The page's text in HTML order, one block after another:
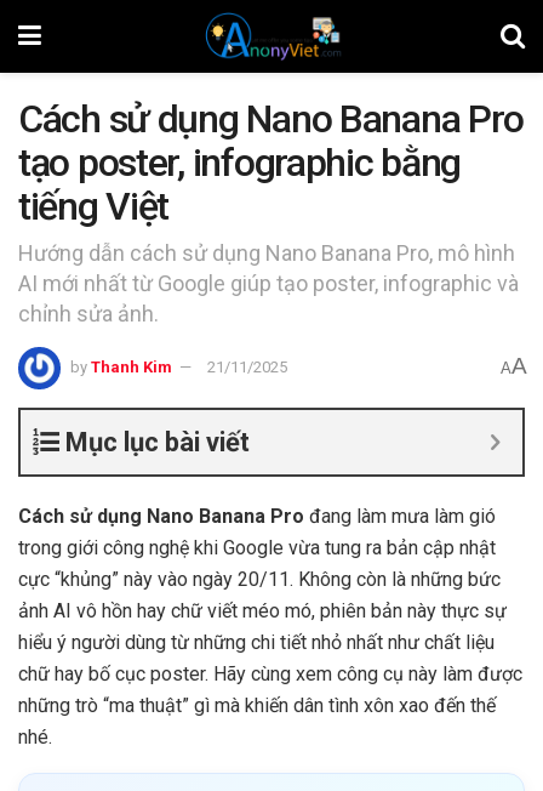
Cách sử dụng Nano Banana Pro
tạo poster, infographic bằng
tiếng Việt
Hướng dẫn cách sử dụng Nano Banana Pro, mô hình
AI mới nhất từ Google giúp tạo poster, infographic và
chỉnh sửa ảnh.
by Thanh Kim 21/11/2025 AA
Mục lục bài viết
Cách sử dụng Nano Banana Pro đang làm mưa làm gió
trong giới công nghệ khi Google vừa tung ra bản cập nhật
cực “khủng” này vào ngày 20/11. Không còn là những bức
ảnh AI vô hồn hay chữ viết méo mó, phiên bản này thực sự
hiểu ý người dùng từ những chi tiết nhỏ nhất như chất liệu
chữ hay bố cục poster. Hãy cùng xem công cụ này làm được
những trò “ma thuật” gì mà khiến dân tình xôn xao đến thế
nhé.